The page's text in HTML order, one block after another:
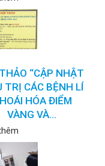
“CẬP NHẬT
TRỊ CÁC BỆNH LÍ
HÓA ĐIỂM
VÀNG VÀ...